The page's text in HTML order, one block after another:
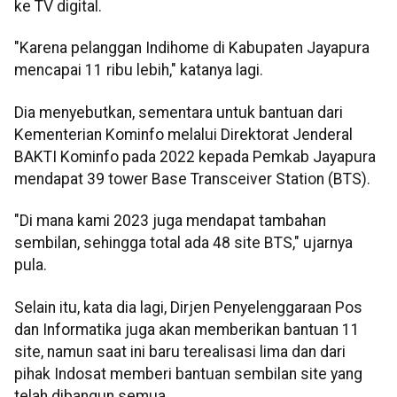
ke TV digital.
"Karena pelanggan Indihome di Kabupaten Jayapura
mencapai 11 ribu lebih," katanya lagi.
Dia menyebutkan, sementara untuk bantuan dari
Kementerian Kominfo melalui Direktorat Jenderal
BAKTI Kominfo pada 2022 kepada Pemkab Jayapura
mendapat 39 tower Base Transceiver Station (BTS).
"Di mana kami 2023 juga mendapat tambahan
sembilan, sehingga total ada 48 site BTS," ujarnya
pula.
Selain itu, kata dia lagi, Dirjen Penyelenggaraan Pos
dan Informatika juga akan memberikan bantuan 11
site, namun saat ini baru terealisasi lima dan dari
pihak Indosat memberi bantuan sembilan site yang